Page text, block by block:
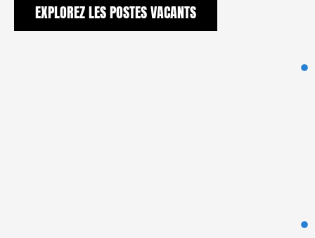
EXPLOREZ LES POSTES VACANTS